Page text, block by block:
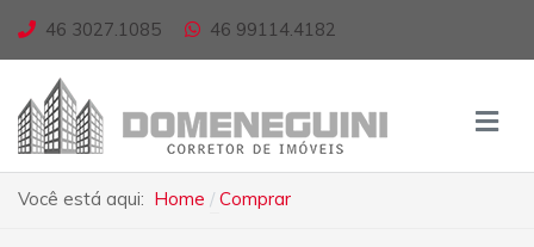
46 3027.1085 46 99114.4182
Você está aqui: Home Comprar